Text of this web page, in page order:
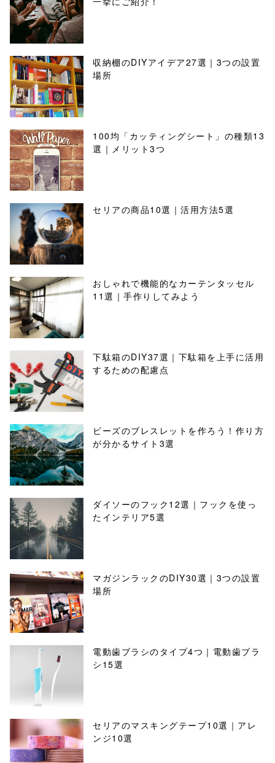
収納棚のDIYアイデア27選｜3つの設置
場所
100均「カッティングシート」の種類13
選｜メリット3つ
セリアの商品10選｜活用方法5選
おしゃれで機能的なカーテンタッセル
11選｜手作りしてみよう
下駄箱のDIY37選｜下駄箱を上手に活用
するための配慮点
ビーズのブレスレットを作ろう！作り方
が分かるサイト3選
ダイソーのフック12選｜フックを使っ
たインテリア5選
マガジンラックのDIY30選｜3つの設置
場所
電動歯ブラシのタイプ4つ｜電動歯ブラ
シ15選
セリアのマスキングテープ10選｜アレ
ンジ10選